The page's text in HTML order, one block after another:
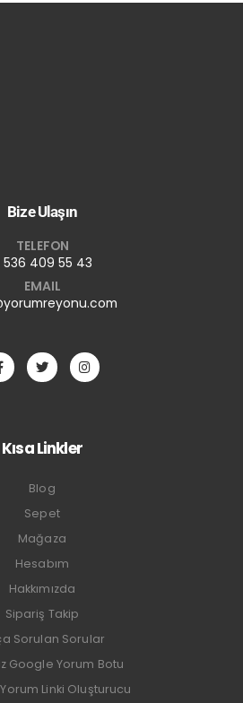
Bize Ulaşın
TELEFON
536 409 55 43
EMAIL
Kısa Linkler
Blog
Sepet
Mağaza
Hesabım
Hakkımızda
Sipariş Takip
Sorulan Sorular
Google Yorum Botu
Linki Oluşturucu